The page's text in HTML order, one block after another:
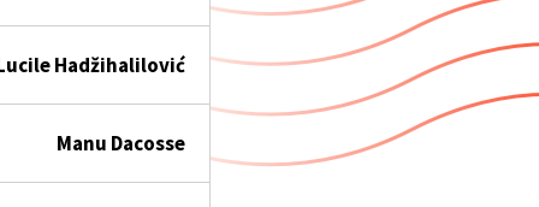
Hadžihalilović
Manu Dacosse